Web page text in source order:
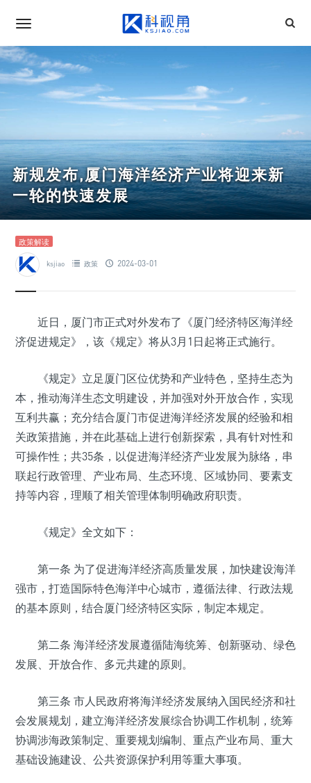
新规发布,厦门海洋经济产业将迎来新
一轮的快速发展
政策解读
ksjiao 政策 2024-03-01
近日，厦门市正式对外发布了《厦门经济特区海洋经
济促进规定》，该《规定》将从3月1日起将正式施行。
《规定》立足厦门区位优势和产业特色，坚持生态为
本，推动海洋生态文明建设，并加强对外开放合作，实现
互利共赢；充分结合厦门市促进海洋经济发展的经验和相
关政策措施，并在此基础上进行创新探索，具有针对性和
可操作性；共35条，以促进海洋经济产业发展为脉络，串
联起行政管理、产业布局、生态环境、区域协同、要素支
持等内容，理顺了相关管理体制明确政府职责。
《规定》全文如下：
第一条 为了促进海洋经济高质量发展，加快建设海洋
强市，打造国际特色海洋中心城市，遵循法律、行政法规
的基本原则，结合厦门经济特区实际，制定本规定。
第二条 海洋经济发展遵循陆海统筹、创新驱动、绿色
发展、开放合作、多元共建的原则。
第三条 市人民政府将海洋经济发展纳入国民经济和社
会发展规划，建立海洋经济发展综合协调工作机制，统筹
协调涉海政策制定、重要规划编制、重点产业布局、重大
基础设施建设、公共资源保护利用等重大事项。